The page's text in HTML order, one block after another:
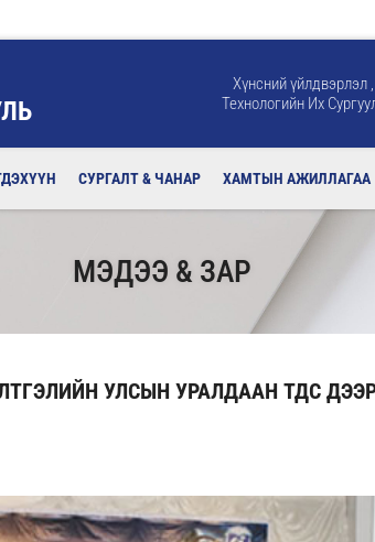
Хүнсний үйлдвэрлэл ,
Технологийн Их
СУРГАЛТ & ЧАНАР ХАМТЫН АЖИЛЛАГАА
МЭДЭЭ & ЗАР
УЛСЫН УРАЛДААН ТДС